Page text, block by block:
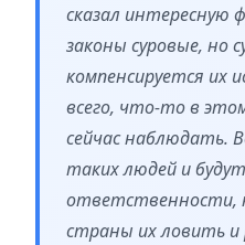
сказал интересную
законы суровые, но
компенсируется их
всего, что-то в
сейчас наблюдать.
таких людей и
ответственности,
страны их ловить и